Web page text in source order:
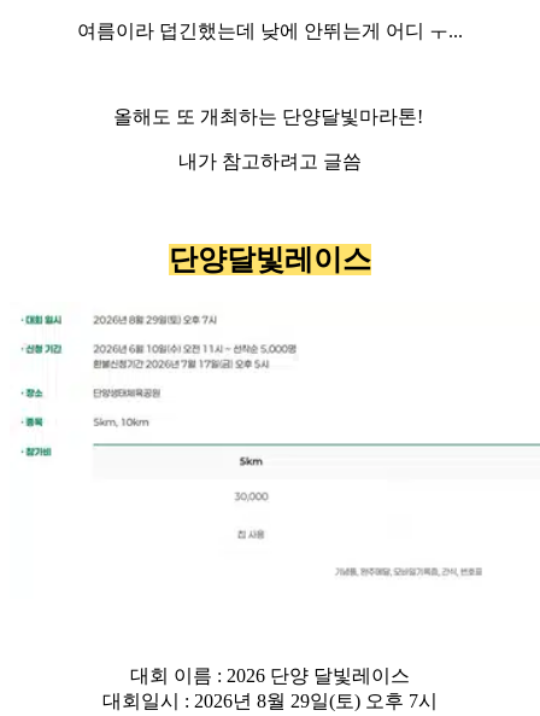
여름이라 덥긴했는데 낮에 안뛰는게 어디 ㅜ...
올해도 또 개최하는 단양달빛마라톤!
내가 참고하려고 글씀
단양달빛레이스
대회 이름 : 2026 단양 달빛레이스
대회일시 : 2026년 8월 29일(토) 오후 7시